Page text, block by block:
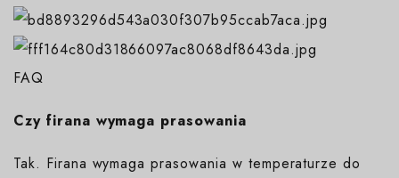
FAQ
Czy firana wymaga prasowania
Tak. Firana wymaga prasowania w temperaturze do